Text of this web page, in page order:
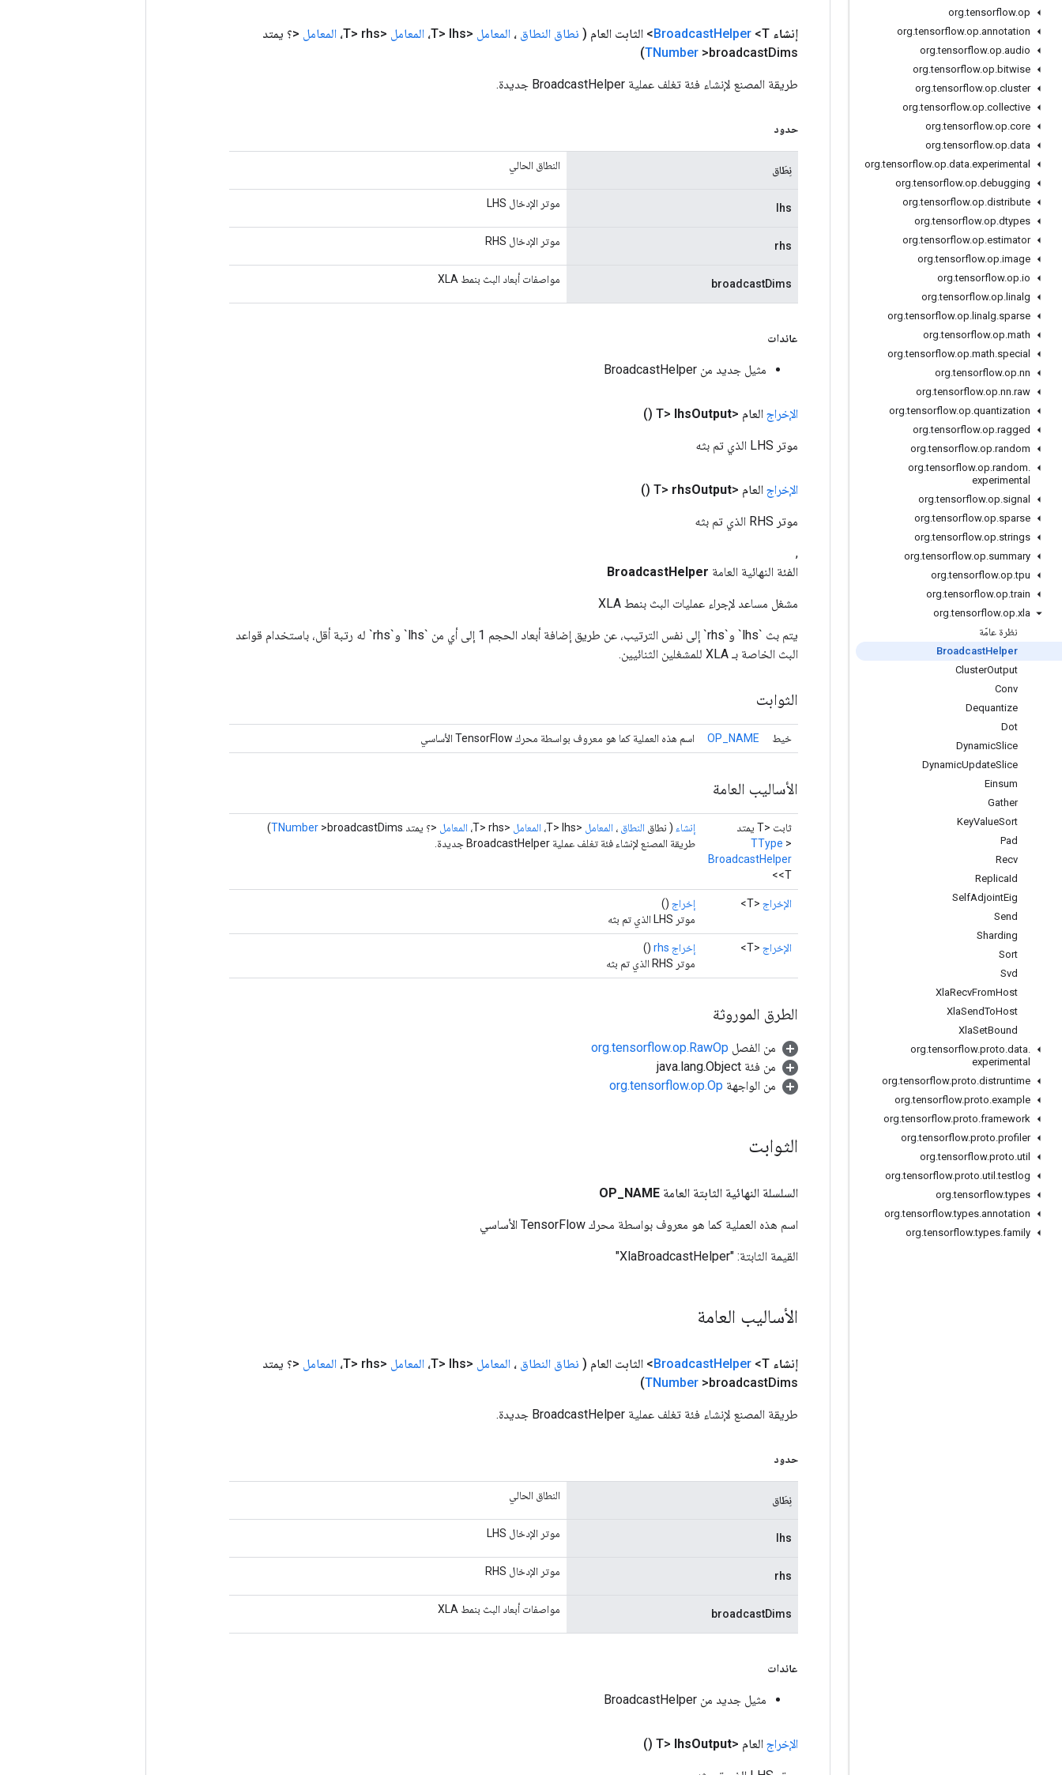
org.tensorflow.op
org.tensorflow.op.annotation
org.tensorflow.op.audio
org.tensorflow.op.bitwise
org.tensorflow.op.cluster
org.tensorflow.op.collective
org.tensorflow.op.core
org.tensorflow.op.data
org.tensorflow.op.data.experimental
org.tensorflow.op.debugging
org.tensorflow.op.distribute
org.tensorflow.op.dtypes
org.tensorflow.op.estimator
org.tensorflow.op.image
org.tensorflow.op.io
org.tensorflow.op. linalg
org.tensorflow.op. linalg.sparse
org.tensorflow.op.math
org.tensorflow.op.math.special
org.tensorflow.op.nn
org.tensorflow.op.nn.raw
org.tensorflow.op.quantization
org.tensorflow.op.ragged
org.tensorflow.op.random
org.tensorflow.op.random.
experimental
org.tensorflow.op.signal
org.tensorflow.op.sparse
org.tensorflow.op.strings
org.tensorflow.op.summary
org.tensorflow.op.tpu
org.tensorflow.op.train
org.tensorflow.op.xla
نظرة عامّة
BroadcastHelper
ClusterOutput
Conv
Dequantize
Dot
DynamicSlice
DynamicUpdateSlice
Einsum
Gather
KeyValueSort
Pad
Recv
ReplicaId
SelfAdjointEig
Send
Sharding
Sort
Svd
XlaRecvFromHost
XlaSendToHost
XlaSetBound
org.tensorflow.proto.data.
experimental
org.tensorflow.proto.distruntime
org.tensorflow.proto.example
org.tensorflow.proto.framework
org.tensorflow.proto.profiler
org.tensorflow.proto.util
org.tensorflow.proto.util .testlog
org.tensorflow.types
org.tensorflow.types.annotation
org.tensorflow.types.family
إنشاء BroadcastHelper <T> الثابت العام ( نطاق النطاق ، المعامل <T> lhs، المعامل <T> rhs، المعامل <؟ يمتد
TNumber >broadcastDims)
طريقة المصنع لإنشاء فئة تغلف عملية BroadcastHelper جديدة.
حدود
نِطَاق النطاق الحالي
lhs موتر الإدخال LHS
rhs موتر الإدخال RHS
broadcastDims مواصفات أبعاد البث بنمط XLA
عائدات
مثيل جديد من BroadcastHelper
الإخراج العام <T> lhsOutput
()
موتر LHS الذي تم بثه
الإخراج العام <T> rhsOutput
()
موتر RHS الذي تم بثه
,
الفئة النهائية العامة BroadcastHelper
مشغل مساعد لإجراء عمليات البث بنمط XLA
يتم بث `lhs` و`rhs` إلى نفس الترتيب، عن طريق إضافة أبعاد الحجم 1 إلى أي من `lhs` و`rhs` له رتبة أقل، باستخدام قواعد
البث الخاصة بـ XLA للمشغلين الثنائيين.
الثوابت
خيط OP_NAME اسم هذه العملية كما هو معروف بواسطة محرك TensorFlow الأساسي
الأساليب العامة
ثابت <T يمتد
TType >
BroadcastHelper
<T>
إنشاء ( نطاق النطاق ، المعامل <T> lhs، المعامل <T> rhs، المعامل <؟ يمتد TNumber >broadcastDims)
طريقة المصنع لإنشاء فئة تغلف عملية BroadcastHelper جديدة.
الإخراج <T> إخراج ()
موتر LHS الذي تم بثه
الإخراج <T> إخراج rhs
()
موتر RHS الذي تم بثه
الطرق الموروثة
من الفصل org.tensorflow.op.RawOp
من فئة java.lang.Object
من الواجهة org.tensorflow.op.Op
الثوابت
السلسلة النهائية الثابتة العامة OP NAME
اسم هذه العملية كما هو معروف بواسطة محرك TensorFlow الأساسي
القيمة الثابتة: "XlaBroadcastHelper"
الأساليب العامة
إنشاء BroadcastHelper <T> الثابت العام ( نطاق النطاق ، المعامل <T> lhs، المعامل <T> rhs، المعامل <؟ يمتد
TNumber >broadcastDims)
طريقة المصنع لإنشاء فئة تغلف عملية BroadcastHelper جديدة.
حدود
نِطَاق النطاق الحالي
lhs موتر الإدخال LHS
rhs موتر الإدخال RHS
broadcastDims مواصفات أبعاد البث بنمط XLA
عائدات
مثيل جديد من BroadcastHelper
الإخراج العام <T> lhsOutput
()